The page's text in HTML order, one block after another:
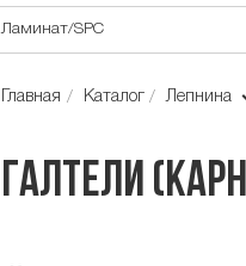
Ламинат/SPC
Главная Каталог Лепнина
Галтели